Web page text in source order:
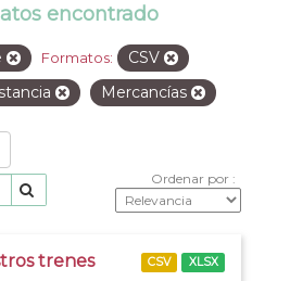
encontrado
Formatos: CSV
Mercancías
Ordenar por
trenes CSV XLSX